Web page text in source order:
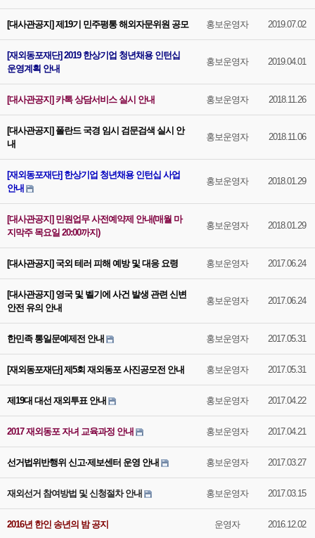
[대사관공지] 제19기 민주평통 해외자문위원 공모 홍보운영자 2019.07.02
[재외동포재단] 2019 한상기업 청년채용 인턴십
운영계획 안내
홍보운영자 2019.04.01
[대사관공지] 카톡 상담서비스 실시 안내 홍보운영자 2018.11.26
[대사관공지] 폴란드 국경 임시 검문검색 실시 안
내
홍보운영자 2018.11.06
[재외동포재단] 한상기업 청년채용 인턴십 사업
안내
홍보운영자 2018.01.29
[대사관공지] 민원업무 사전예약제 안내(매월 마
지막주 목요일 20:00까지)
홍보운영자 2018.01.29
[대사관공지] 국외 테러 피해 예방 및 대응 요령 홍보운영자 2017.06.24
[대사관공지] 영국 및 벨기에 사건 발생 관련 신변
안전 유의 안내
홍보운영자 2017.06.24
한민족 통일문예제전 안내 홍보운영자 2017.05.31
[재외동포재단] 제5회 재외동포 사진공모전 안내 홍보운영자 2017.05.31
제19대 대선 재외투표 안내 홍보운영자 2017.04.22
2017 재외동포 자녀 교육과정 안내 홍보운영자 2017.04.21
선거법위반행위 신고·제보센터 운영 안내 홍보운영자 2017.03.27
재외선거 참여방법 및 신청절차 안내 홍보운영자 2017.03.15
2016년 한인 송년의 밤 공지 운영자 2016.12.02